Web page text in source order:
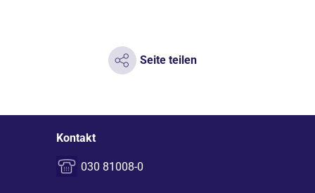
Seite teilen
Kontakt
030 81008-0